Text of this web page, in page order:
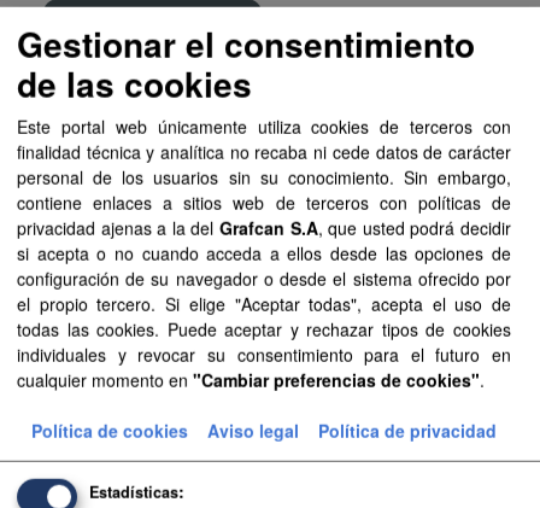
Aviso Legal del SITCAN
Filtrar Resultados
Atlas Climático de Canarias - Canarias
Información del Atlas Climático de Canarias que ha sido
elaborado para todas las islas en su conjunto. Los mapas
asociados a las variables climáticas se encuentran
disponibles...
TIFF SHP
Islas y municipios
Delimitaciones territoriales de islas y municipios. Los
límites reflejados carecen de carácter oficial.
SHP GeoJSON SVG
Gestionar el consentimiento
de las cookies
Este portal web únicamente utiliza cookies de terceros con
finalidad técnica y analítica no recaba ni cede datos de carácter
personal de los usuarios sin su conocimiento. Sin embargo,
contiene enlaces a sitios web de terceros con políticas de
privacidad ajenas a la del Grafcan S.A, que usted podrá decidir
si acepta o no cuando acceda a ellos desde las opciones de
configuración de su navegador o desde el sistema ofrecido por
el propio tercero. Si elige "Aceptar todas", acepta el uso de
todas las cookies. Puede aceptar y rechazar tipos de cookies
individuales y revocar su consentimiento para el futuro en
cualquier momento en "Cambiar preferencias de cookies".
Política de cookies Aviso legal Política de privacidad
Estadísticas